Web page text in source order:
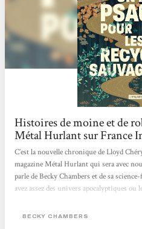
Histoires de moine et de
Métal Hurlant sur France
C’est la nouvelle chronique de Lloyd
magazine Métal Hurlant qui sera avec
parle de Becky Chambers et de sa
avez assez des univers apocalyptiques
personnages broyés par des états
BECKY CHAMBERS